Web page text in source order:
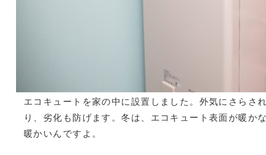
エコキュートを家の中に設置しました。外気にさらさ
り、劣化も防げます。冬は、エコキュート表面が暖か
暖かいんですよ。